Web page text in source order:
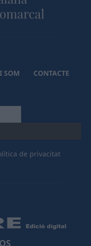
SOM
CONTACTE
de privacitat